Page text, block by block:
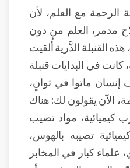
الرحمة مع العلم، لأن
مدمر، العلم من دون
القنبلة الذَّرية أُلقيت
كانت في البدايات قنبلة
إنسان ماتوا في ثوانٍ،
الآن يقولون لك: هناك
مواد تصيب
تصيبه بالهوس،
علماء كبار في المخابر